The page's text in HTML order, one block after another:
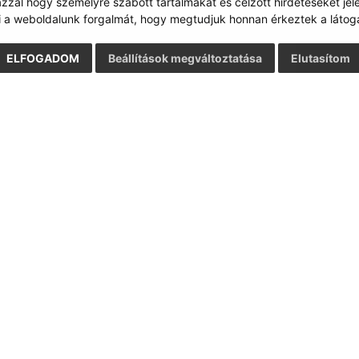
a weboldalunk forgalmát, hogy megtudjuk honnan érkeztek a
ELFOGADOM Elutasítom
Beállítások megváltoztatása